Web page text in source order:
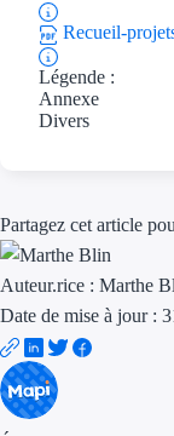
Recueil-
Légende :
Annexe
Divers
Partagez cet article
Auteur.rice : Marthe
Date de mise à jour :